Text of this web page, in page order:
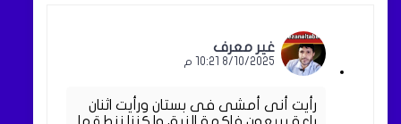
غير معرف
8/10/2025 10:21 م
رأيت أنى أمشى فى بستان ورأيت اثنان